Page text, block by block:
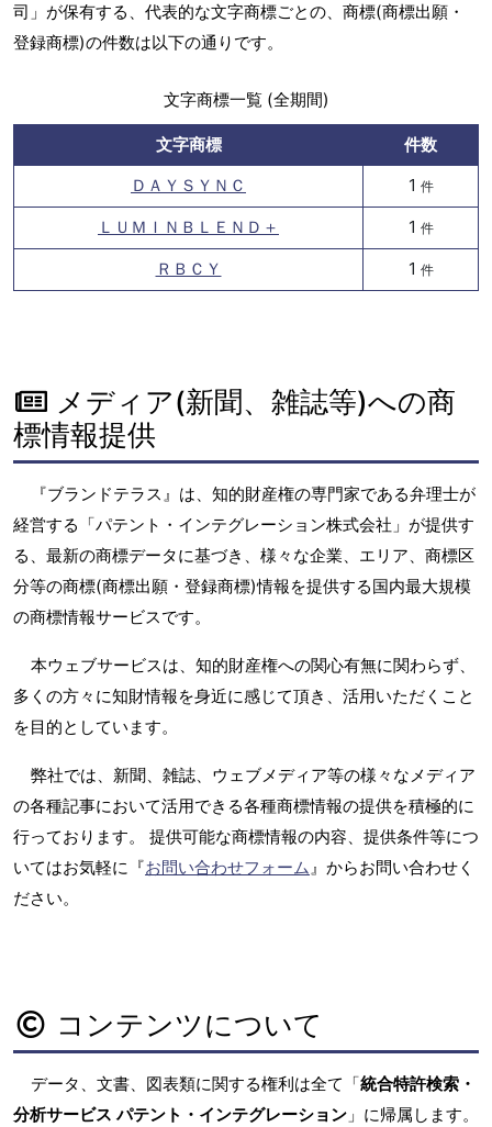
司」が保有する、代表的な文字商標ごとの、商標(商標出願・
登録商標)の件数は以下の通りです。
文字商標一覧 (全期間)
文字商標
件数
ＤＡＹＳＹＮＣ
1 件
ＬＵＭＩＮＢＬＥＮＤ＋ 1 件
ＲＢＣＹ 1 件
メディア(新聞、雑誌等)への商
標情報提供
『ブランドテラス』は、知的財産権の専門家である弁理士が
経営する「パテント・インテグレーション株式会社」が提供す
る、最新の商標データに基づき、様々な企業、エリア、商標区
分等の商標(商標出願・登録商標)情報を提供する国内最大規模
の商標情報サービスです。
本ウェブサービスは、知的財産権への関心有無に関わらず、
多くの方々に知財情報を身近に感じて頂き、活用いただくこと
を目的としています。
弊社では、新聞、雑誌、ウェブメディア等の様々なメディア
の各種記事において活用できる各種商標情報の提供を積極的に
行っております。 提供可能な商標情報の内容、提供条件等につ
いてはお気軽に『お問い合わせフォーム』からお問い合わせく
ださい。
コンテンツについて
データ、文書、図表類に関する権利は全て「統合特許検索・
分析サービス パテント・インテグレーション 」に帰属します。